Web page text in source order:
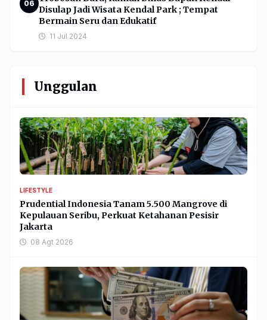
06
Disulap Jadi Wisata Kendal Park ; Tempat
Bermain Seru dan Edukatif
11 Jul 2024
Unggulan
LIFESTYLE
Prudential Indonesia Tanam 5.500 Mangrove di
Kepulauan Seribu, Perkuat Ketahanan Pesisir
Jakarta
08 Agt 2026